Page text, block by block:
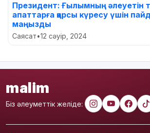
Президент: Ғылымның әлеуетін
апаттарға қарсы күресу үшін
маңызды
Саясат•12 сәуір, 2024
malim
Біз әлеуметтік желіде: